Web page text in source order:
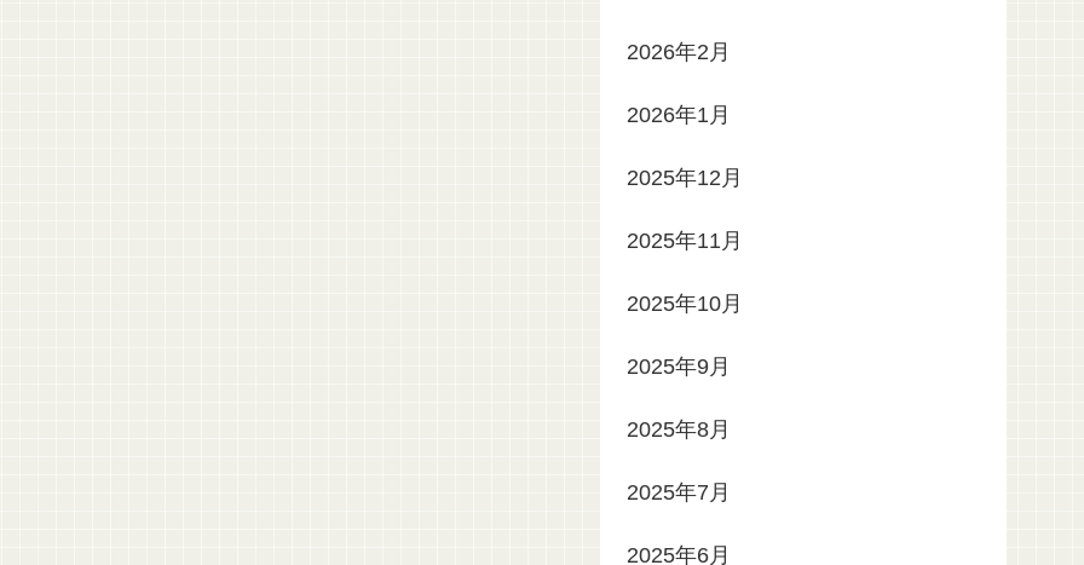
2026年2月
2026年1月
2025年12月
2025年11月
2025年10月
2025年9月
2025年8月
2025年7月
2025年6月